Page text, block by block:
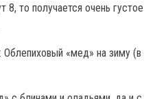
8, то получается очень густое